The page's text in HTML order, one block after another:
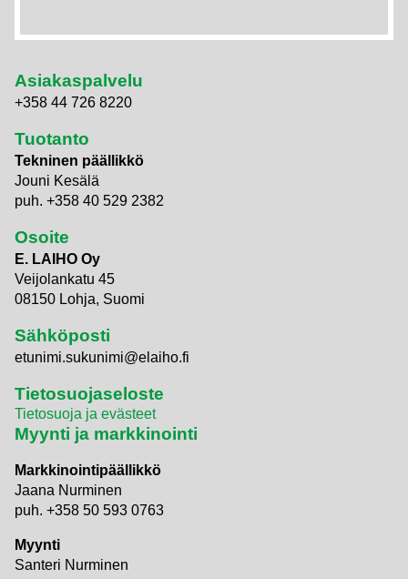
Asiakaspalvelu
+358 44 726 8220
Tuotanto
Tekninen päällikkö
Jouni Kesälä
puh. +358 40 529 2382
Osoite
E. LAIHO Oy
Veijolankatu 45
08150 Lohja, Suomi
Sähköposti
etunimi.sukunimi@elaiho.fi
Tietosuojaseloste
Tietosuoja ja evästeet
Myynti ja markkinointi
Markkinointipäällikkö
Jaana Nurminen
puh. +358 50 593 0763
Myynti
Santeri Nurminen